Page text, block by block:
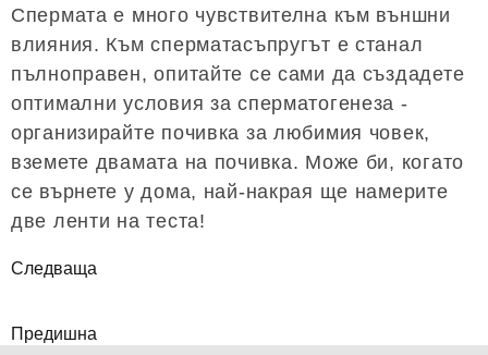
Спермата е много чувствителна към външни
влияния. Към сперматасъпругът е станал
пълноправен, опитайте се сами да създадете
оптимални условия за сперматогенеза -
организирайте почивка за любимия човек,
вземете двамата на почивка. Може би, когато
се върнете у дома, най-накрая ще намерите
две ленти на теста!
Следваща
Предишна